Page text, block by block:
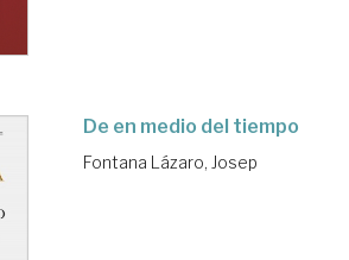
De en medio del tiempo
Fontana Lázaro, Josep